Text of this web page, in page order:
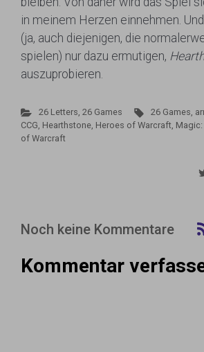
in meinem Herzen einnehmen.
(ja, auch diejenigen, die
spielen) nur dazu ermutigen,
auszuprobieren.
26 Letters, 26 Games 26 Games,
CCG, Hearthstone, Heroes of Warcraft, Magic:
of Warcraft
Noch keine Kommentare
Kommentar